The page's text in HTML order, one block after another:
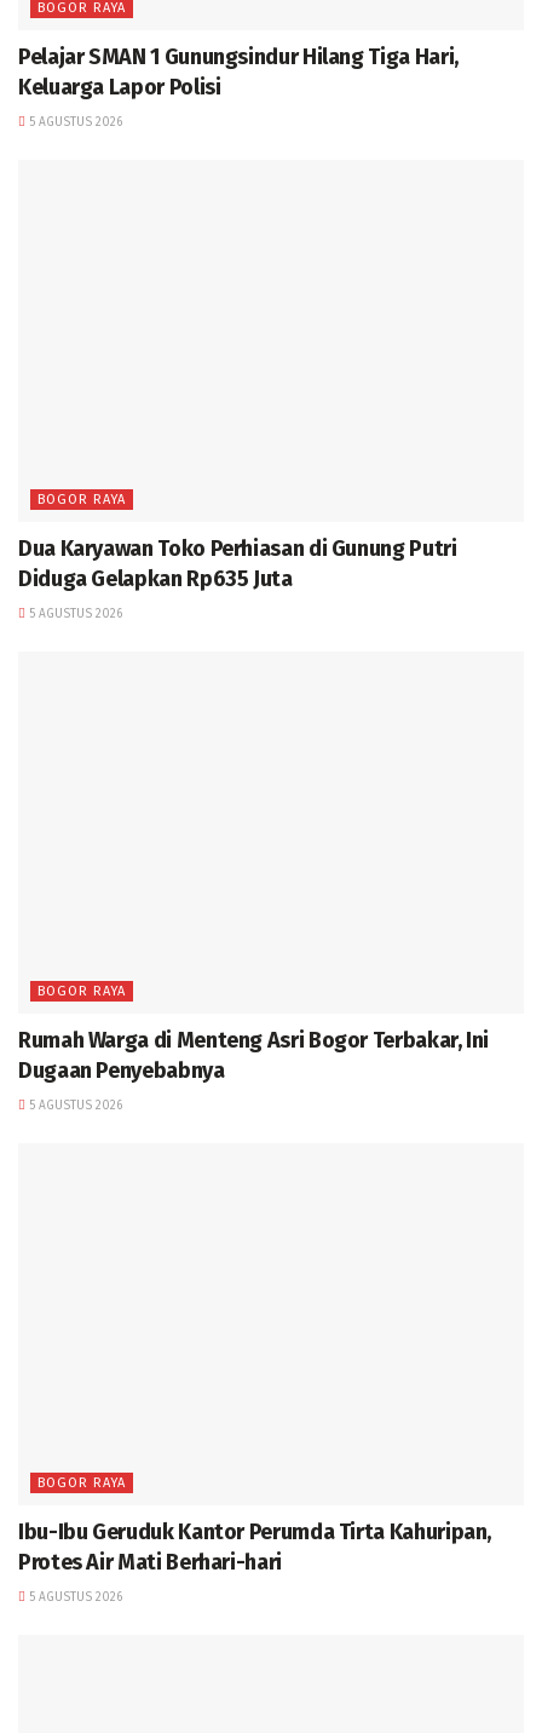
BOGOR RAYA
Pelajar SMAN 1 Gunungsindur Hilang Tiga Hari,
Keluarga Lapor Polisi
5 AGUSTUS 2026
BOGOR RAYA
Dua Karyawan Toko Perhiasan di Gunung Putri
Diduga Gelapkan Rp635 Juta
5 AGUSTUS 2026
BOGOR RAYA
Rumah Warga di Menteng Asri Bogor Terbakar, Ini
Dugaan Penyebabnya
5 AGUSTUS 2026
BOGOR RAYA
Ibu-Ibu Geruduk Kantor Perumda Tirta Kahuripan,
Protes Air Mati Berhari-hari
5 AGUSTUS 2026